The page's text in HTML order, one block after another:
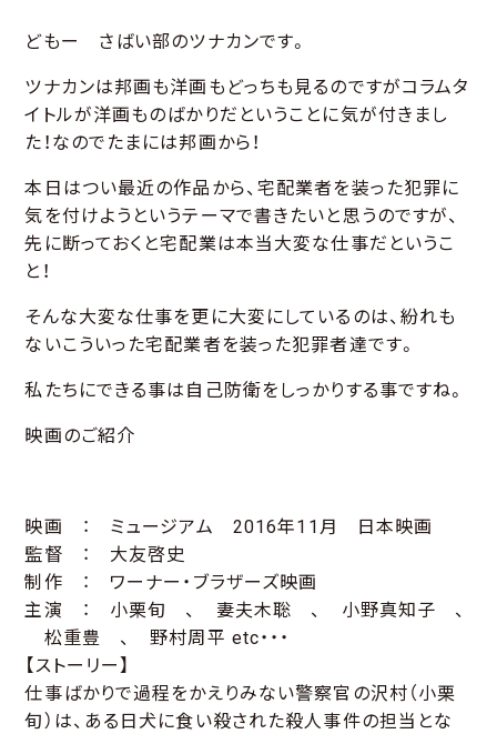
どもー さばい部のツナカンです。
ツナカンは邦画も洋画もどっちも見るのですがコラムタ
イトルが洋画ものばかりだということに気が付きまし
た！なのでたまには邦画から！
本日はつい最近の作品から、宅配業者を装った犯罪に
気を付けようというテーマで書きたいと思うのですが、
先に断っておくと宅配業は本当大変な仕事だというこ
と！
そんな大変な仕事を更に大変にしているのは、紛れも
ないこういった宅配業者を装った犯罪者達です。
私たちにできる事は自己防衛をしっかりする事ですね。
映画のご紹介
映画 ： ミュージアム 2016年11月 日本映画
監督 ： 大友啓史
制作 ： ワーナー・ブラザーズ映画
主演 ： 小栗旬 、 妻夫木聡 、 小野真知子 、
松重豊 、 野村周平 etc・・・
【ストーリー】
仕事ばかりで過程をかえりみない警察官の沢村（小栗
旬）は、ある日犬に食い殺された殺人事件の担当とな